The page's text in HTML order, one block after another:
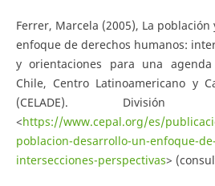
Ferrer, Marcela (2005), La
enfoque de derechos humanos:
y orientaciones para una
Chile, Centro Latinoamericano y
(CELADE). División
<https://www.cepal.org/es/
poblacion-desarrollo-un-enfoque-
intersecciones-perspectivas>